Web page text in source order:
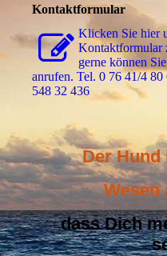
Kontaktformular
Klicken Sie hier
Kon­takt­for­mu­lar
gerne können
anrufen. Tel. 0 76 41/4
548 32 436
Der Hund
Wesen
dass Dich